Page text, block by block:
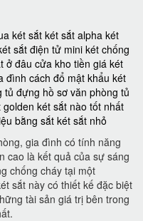
két sắtkét sắt alpha két
sắt điện tử mini két chống
ở đâu cửa kho tiền giá két
đình cách đổ mật khẩu két
tủ đựng hồ sơ văn phòng tủ
golden két sắt nào tốt nhất
bằng sắt két sắt nhỏ
gia đình có tính năng
cao là kết quả của sự sáng
chống cháy tại một
sắt này có thiết kế đặc biệt
tài sản giá trị bên trong